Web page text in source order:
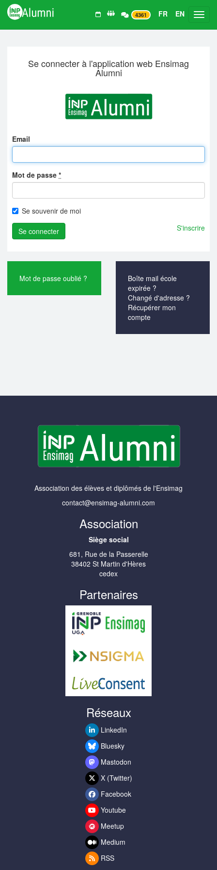
4361 FR EN
Se connecter à l'application web Ensimag
Alumni
Email
Mot de passe *
Se souvenir de moi
S'inscrire
Mot de passe oublié ?
Boîte mail école
expirée ?
Changé d'adresse ?
Récupérer mon
compte
Association des élèves et diplômés de l'Ensimag
contact@ensimag-alumni.com
Association
Siège social
681, Rue de la Passerelle
38402 St Martin d'Hères
cedex
Partenaires
Réseaux
LinkedIn
Bluesky
Mastodon
X (Twitter)
Facebook
Youtube
Meetup
Medium
RSS